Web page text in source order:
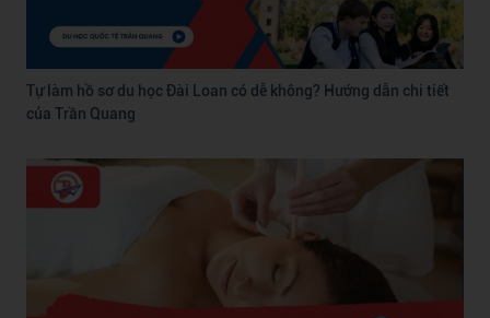
Tự làm hồ sơ du học Đài Loan có dễ không? Hướng dẫn chi tiết
của Trần Quang